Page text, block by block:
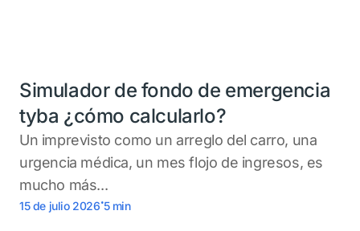
Simulador de fondo de emergencia
tyba ¿cómo calcularlo?
Un imprevisto como un arreglo del carro, una
urgencia médica, un mes flojo de ingresos, es
mucho más...
15 de julio 2026.5 min